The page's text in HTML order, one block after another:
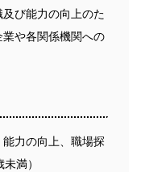
び能力の向上のた
や各関係機関への
力の向上、職場探
満）